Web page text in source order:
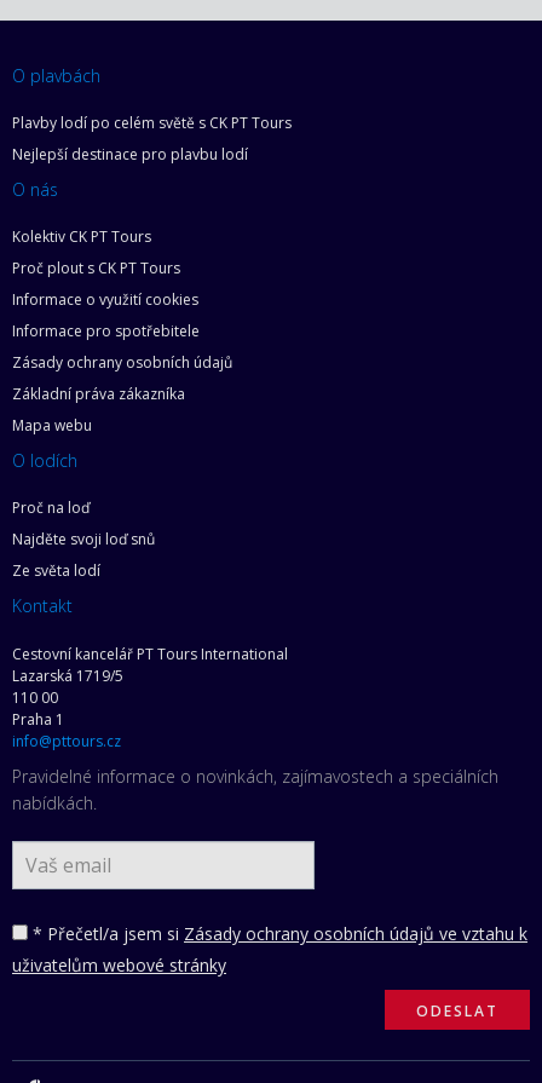
O plavbách
Plavby lodí po celém světě s CK PT Tours
Nejlepší destinace pro plavbu lodí
O nás
Kolektiv CK PT Tours
Proč plout s CK PT Tours
Informace o využití cookies
Informace pro spotřebitele
Zásady ochrany osobních údajů
Základní práva zákazníka
Mapa webu
O lodích
Proč na loď
Najděte svoji loď snů
Ze světa lodí
Kontakt
Cestovní kancelář PT Tours International
Lazarská 1719/5
110 00
Praha 1
info@pttours.cz
Pravidelné informace o novinkách, zajímavostech a speciálních
nabídkách.
* Přečetl/a jsem si Zásady ochrany osobních údajů ve vztahu k
uživatelům webové stránky